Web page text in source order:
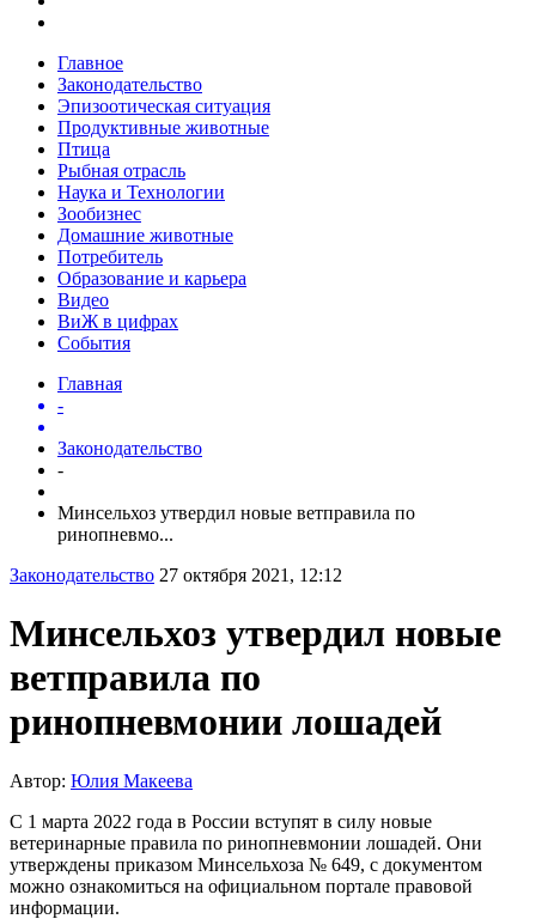
Главное
Законодательство
Эпизоотическая ситуация
Продуктивные животные
Птица
Рыбная отрасль
Наука и Технологии
Зообизнес
Домашние животные
Потребитель
Образование и карьера
Видео
ВиЖ в цифрах
События
Главная
-
Законодательство
-
Минсельхоз утвердил новые ветправила по
ринопневмо...
Законодательство 27 октября 2021, 12:12
Минсельхоз утвердил новые
ветправила по
ринопневмонии лошадей
Автор: Юлия Макеева
С 1 марта 2022 года в России вступят в силу новые
ветеринарные правила по ринопневмонии лошадей. Они
утверждены приказом Минсельхоза № 649, с документом
можно ознакомиться на официальном портале правовой
информации.